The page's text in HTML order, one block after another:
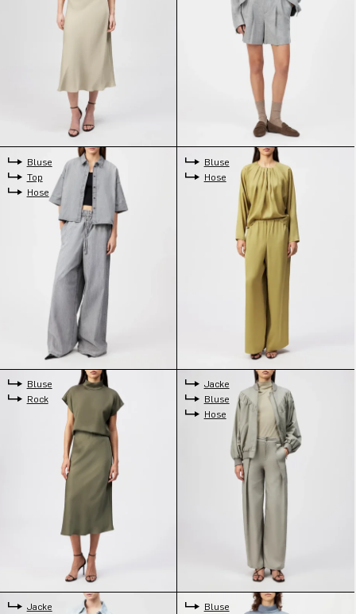
Bluse
Top
Hose
Bluse
Hose
Bluse
Rock
Jacke
Bluse
Hose
Jacke
Bluse